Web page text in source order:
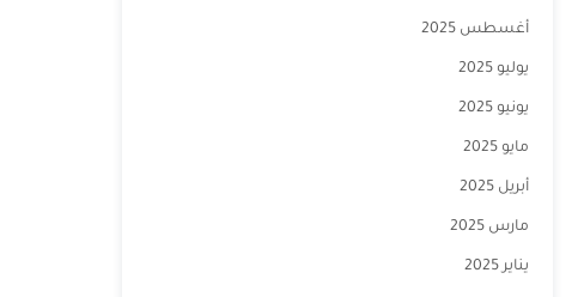
أغسطس 2025
يوليو 2025
يونيو 2025
مايو 2025
أبريل 2025
مارس 2025
يناير 2025